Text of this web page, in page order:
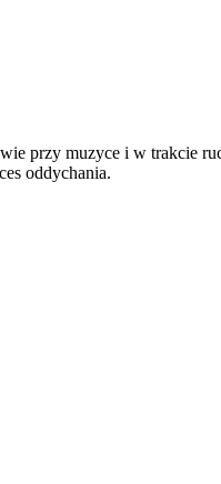
przy muzyce i w trakcie
oddychania.